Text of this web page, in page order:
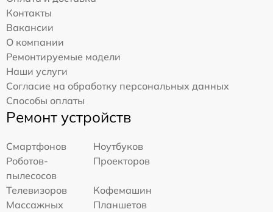
Контакты
Вакансии
О компании
Ремонтируемые модели
Наши услуги
Согласие на обработку персональных данных
Способы оплаты
Ремонт устройств
Смартфонов
Ноутбуков
Роботов-
пылесосов
Проекторов
Телевизоров
Кофемашин
Массажных
Планшетов